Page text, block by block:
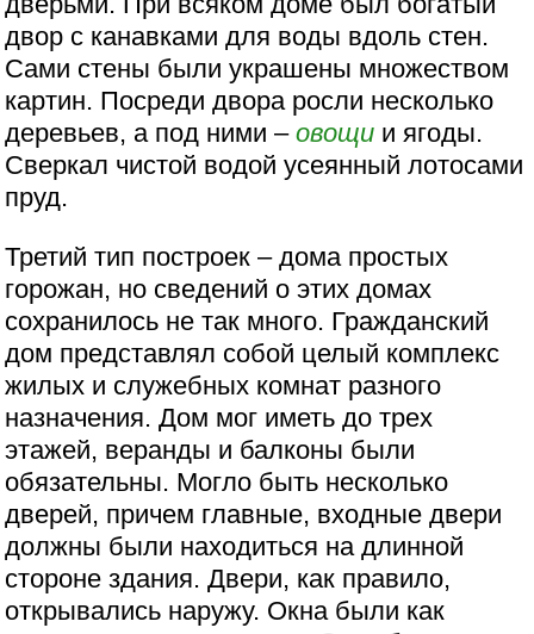
двор с канавками для воды вдоль стен.
Сами стены были украшены множеством
картин. Посреди двора росли несколько
деревьев, а под ними –овощи и ягоды.
Сверкал чистой водой усеянный лотосами
пруд.
Третий тип построек – дома простых
горожан, но сведений о этих домах
сохранилось не так много. Гражданский
дом представлял собой целый комплекс
жилых и служебных комнат разного
назначения. Дом мог иметь до трех
этажей, веранды и балконы были
обязательны. Могло быть несколько
дверей, причем главные, входные двери
должны были находиться на длинной
стороне здания. Двери, как правило,
открывались наружу. Окна были как